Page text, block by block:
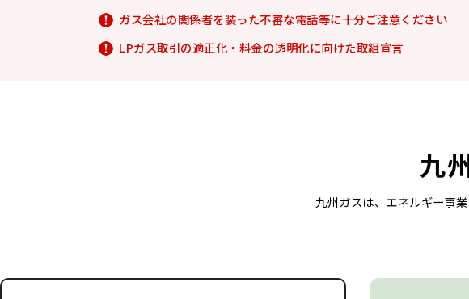
ガス会社の関係者を装った不審な電話等に十分ご注意ください
LPガス取引の適正化・料金の透明化に向けた取組宣言
九
九州ガスは、エネルギー事